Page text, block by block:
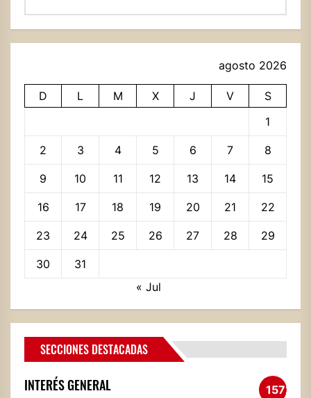
agosto 2026
D L M X J V
S
1
2 3 4 5 6 7 8
9 10 11 12 13 14 15
16 17 18 19 20 21 22
23 24 25 26 27 28 29
30
31
« Jul
SECCIONES DESTACADAS
INTERÉS GENERAL 1572